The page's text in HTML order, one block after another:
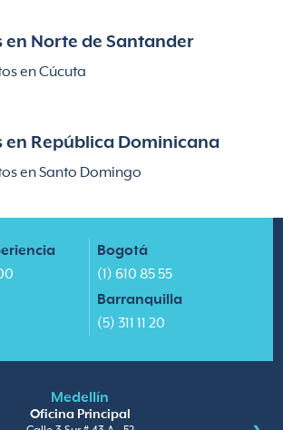
en Norte de Santander
en Cúcuta
en República Dominicana
en Santo Domingo
Bogotá
(1) 610 85 55
Barranquilla
(5) 311 11 20
Medellín
Oficina Principal